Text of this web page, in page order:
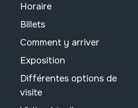
Horaire
Billets
Comment y arriver
Exposition
Différentes options de
visite